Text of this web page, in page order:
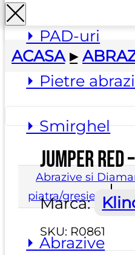
⏵ PAD-uri
⏵ Pietre
⏵ Smirghel
Abrazive si
piatra/gresie
⏵ Abrazive
ACASA ▸
Jumper
Marca:
SKU: R0861